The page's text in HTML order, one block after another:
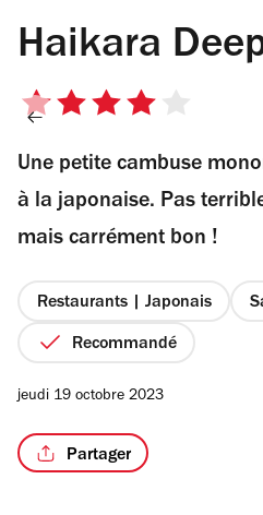
Haikara
4
5
étoiles
Une petite cambuse
à la japonaise. Pas
mais carrément bon !
Restaurants | Japonais
Recommandé
jeudi 19 octobre 2023
Partager